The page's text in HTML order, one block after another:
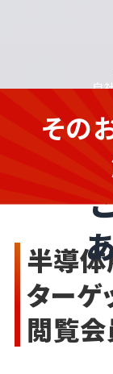
自
広
その
半導
ターゲ
閲覧